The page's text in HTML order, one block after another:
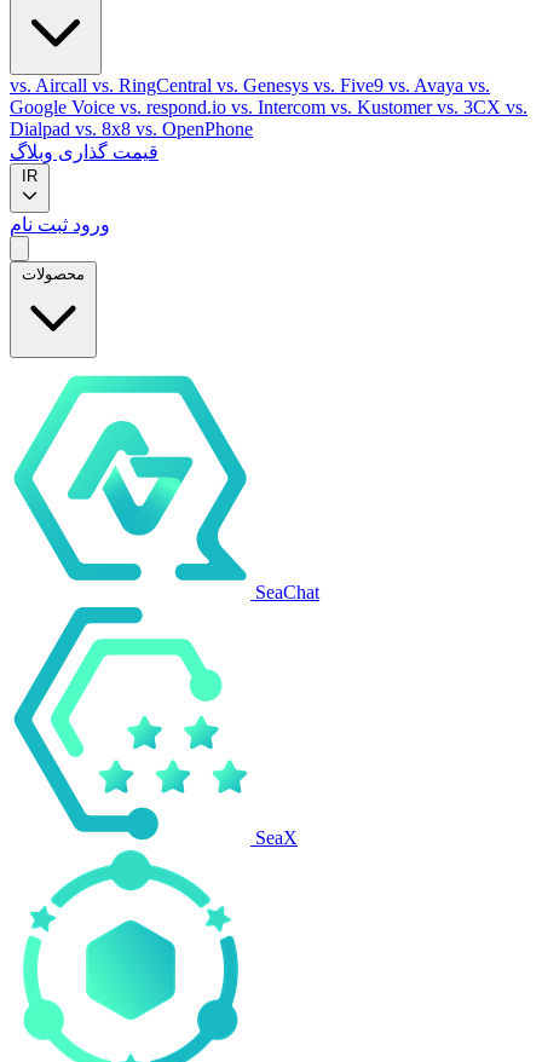
vs. Aircall vs. RingCentral vs. Genesys vs. Five9 vs. Avaya vs.
Google Voice vs. respond.io vs. Intercom vs. Kustomervs. 3CX vs.
Dialpad vs. 8x8 vs. OpenPhone
قیمت گذاری وبلاگ
IR
ورود ثبت نام
محصولات
SeaChat
SeaX